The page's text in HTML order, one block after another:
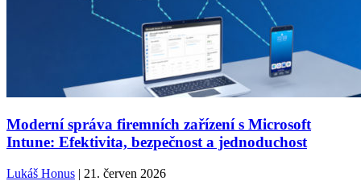
Moderní správa firemních zařízení s Microsoft
Intune: Efektivita, bezpečnost a jednoduchost
Lukáš Honus | 21. červen 2026